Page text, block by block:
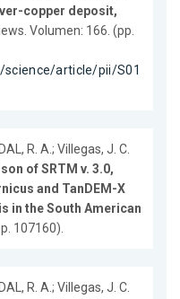
copper deposit,
Volumen: 166. (pp.
science/article/pii/S01
R. A.; Villegas, J. C.
of SRTM v. 3.0,
and TanDEM-X
in the South American
107160).
R. A.; Villegas, J. C.